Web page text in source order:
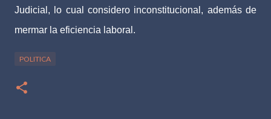
Judicial, lo cual considero inconstitucional, además de
mermar la eficiencia laboral.
POLITICA